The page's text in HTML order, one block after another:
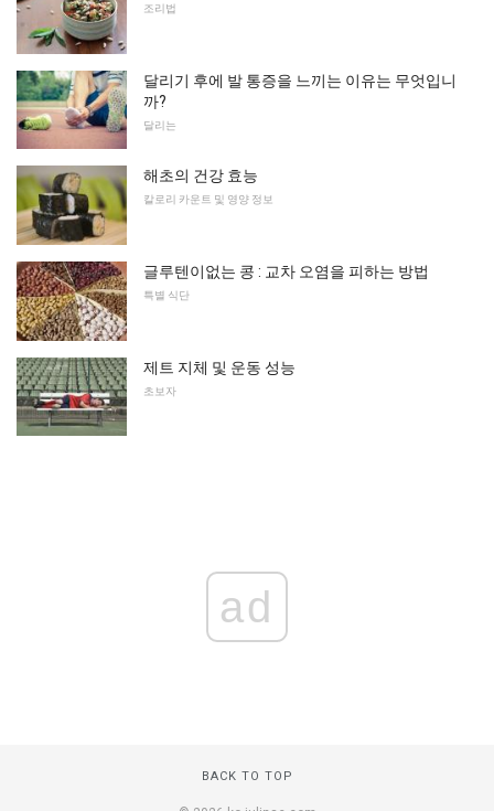
조리법
달리기 후에 발 통증을 느끼는 이유는 무엇입니
까?
달리는
해초의 건강 효능
칼로리 카운트 및 영양 정보
글루텐이없는 콩 : 교차 오염을 피하는 방법
특별 식단
제트 지체 및 운동 성능
초보자
ad
BACK TO TOP